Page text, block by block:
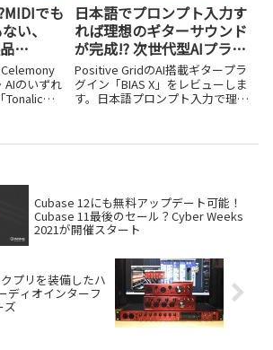
でも
い、
力
AIのいずれ
Tonalic」
日本語でプロンプト入力す
れば理想のギターサウンド
が完成!? 次世代型AIプラグ
イン、Positive Grid「BIAS
X」。3/31まで18,120円
Positive GridのAI搭載ギタープラ
グイン「BIAS X」をレビューしま
す。日本語プロンプト入力で理想
報を紹介します。
Cubase 12にも無料アップデート可能！
Cubase 11最後のセール？Cyber Weeks
2021が開催スタート
プリを装備したハ
ディオインターフ
ズ